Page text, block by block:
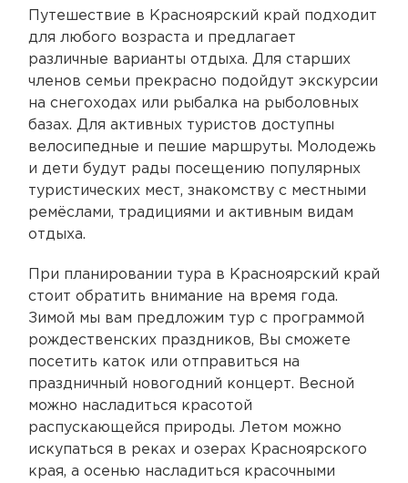
Путешествие в Красноярский край подходит
для любого возраста и предлагает
различные варианты отдыха. Для старших
членов семьи прекрасно подойдут экскурсии
на снегоходах или рыбалка на рыболовных
базах. Для активных туристов доступны
велосипедные и пешие маршруты. Молодежь
и дети будут рады посещению популярных
туристических мест, знакомству с местными
ремёслами, традициями и активным видам
отдыха.
При планировании тура в Красноярский край
стоит обратить внимание на время года.
Зимой мы вам предложим тур с программой
рождественских праздников, Вы сможете
посетить каток или отправиться на
праздничный новогодний концерт. Весной
можно насладиться красотой
распускающейся природы. Летом можно
искупаться в реках и озерах Красноярского
края, а осенью насладиться красочными